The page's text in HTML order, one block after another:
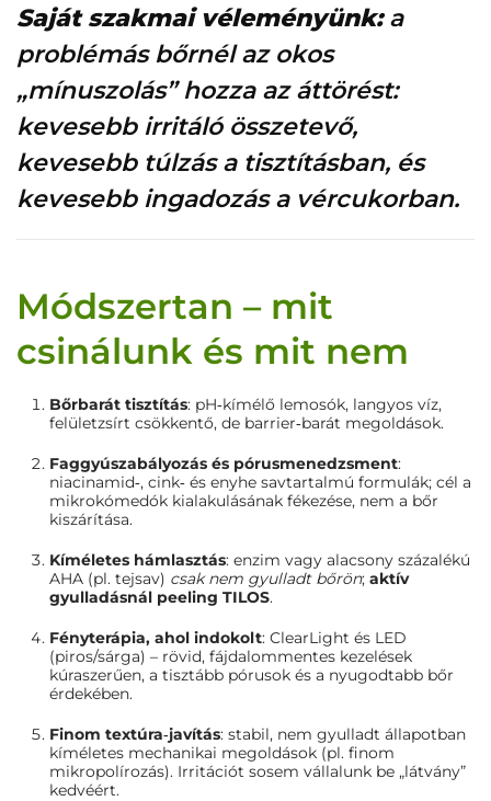
Saját szakmai véleményünk:a
problémás bőrnél az okos
„mínuszolás” hozza az áttörést:
kevesebb irritáló összetevő,
kevesebb túlzás a tisztításban, és
kevesebb ingadozás a vércukorban.
Módszertan – mit
csinálunk és mit nem
Bőrbarát tisztítás: pH‑kímélő lemosók, langyos víz,
felületzsírt csökkentő, de barrier‑barát megoldások.
Faggyúszabályozás és pórusmenedzsment:
niacinamid‑, cink‑ és enyhe savtartalmú formulák; cél a
mikrokómedók kialakulásának fékezése, nem a bőr
kiszárítása.
Kíméletes hámlasztás: enzim vagy alacsony százalékú
AHA (pl. tejsav) csak nem gyulladt bőrön; aktív
gyulladásnál peeling TILOS.
Fényterápia, ahol indokolt: ClearLight és LED
(piros/sárga) – rövid, fájdalommentes kezelések
kúraszerűen, a tisztább pórusok és a nyugodtabb bőr
érdekében.
Finom textúra‑javítás: stabil, nem gyulladt állapotban
kíméletes mechanikai megoldások (pl. finom
mikropolírozás). Irritációt sosem vállalunk be „látvány”
kedvéért.